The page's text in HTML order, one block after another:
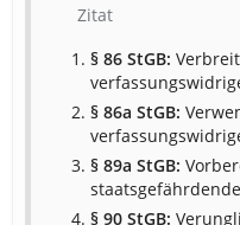
Zitat
§ 86 StGB:
§ 86a StGB:
§ 89a StGB:
§ 90 StGB: